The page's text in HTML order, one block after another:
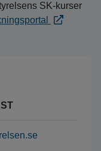
SK-kurser